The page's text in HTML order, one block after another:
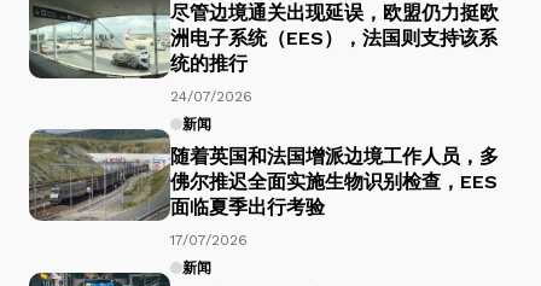
尽管边境通关出现延误，欧盟仍力挺欧
洲电子系统（EES），法国则支持该系
统的推行
24/07/2026
新闻
随着英国和法国增派边境工作人员，多
佛尔推迟全面实施生物识别检查，EES
面临夏季出行考验
17/07/2026
新闻